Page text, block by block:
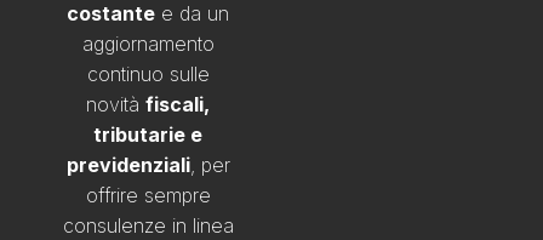
costante e da un
aggiornamento
continuo sulle
novità fiscali,
tributarie e
previdenziali, per
offrire sempre
consulenze in linea